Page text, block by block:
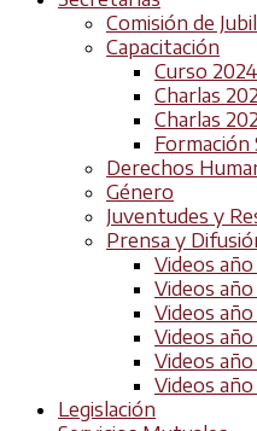
Comisión de
Capacitación
Curso
Charlas
Charlas
Formación
Derechos
Género
Juventudes y
Prensa y
Videos
Videos
Videos
Videos
Videos
Videos año
Legislación